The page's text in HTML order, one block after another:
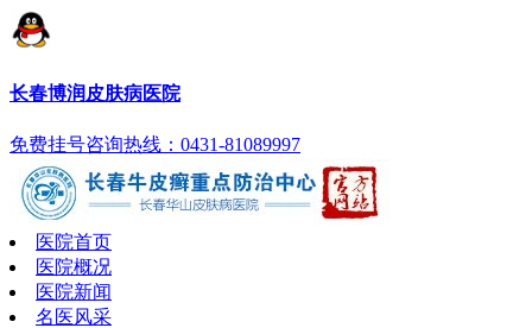
长春博润皮肤病医院
免费挂号咨询热线：0431-81089997
医院首页
医院概况
医院新闻
名医风采